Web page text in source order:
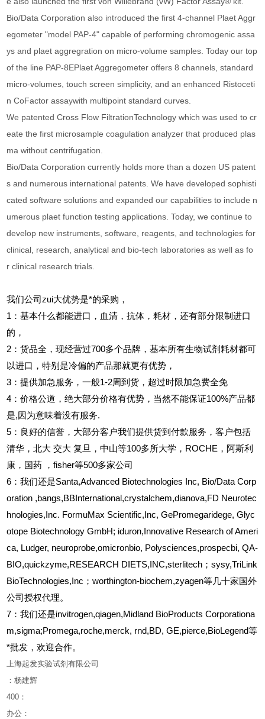
Bio/Data Corporation also introduced the first 4-channel Plaet Aggr
egometer "model PAP-4" capable of performing chromogenic assa
ys and plaet aggregration on micro-volume samples. Today our top
of the line PAP-8EPlaet Aggregometer offers 8 channels, standard
micro-volumes, touch screen simplicity, and an enhanced Ristoceti
n CoFactor assaywith multipoint standard curves.
We patented Cross Flow FiltrationTechnology which was used to cr
eate the first microsample coagulation analyzer that produced plas
ma without centrifugation.
Bio/Data Corporation currently holds more than a dozen US patent
s and numerous international patents. We have developed sophisti
cated software solutions and expanded our capabilities to include n
umerous plaet function testing applications. Today, we continue to
develop new instruments, software, reagents, and technologies for
clinical, research, analytical and bio-tech laboratories as well as fo
r clinical research trials.
我们公司zui大优势是*的采购，
1 ：基本什么都能进口，血清，抗体，耗材，还有部分限制进口
的，
2 ：货品全，现经营过700多个品牌，基本所有生物试剂耗材都可
以进口，特别是冷偏的产品那就更有优势，
3 ：提供加急服务，一般1-2周到货，超过时限加急费全免
4 ：价格公道，绝大部分价格有优势，当然不能保证100%产品都
是,因为意味着没有服务.
5 ：良好的信誉，大部分客户我们提供货到付款服务，客户包括
清华，北大 交大 复旦，中山等100多所大学，ROCHE，阿斯利
康，国药
，fisher等500多家公司
6 ：我们还是Santa,Advanced Biotechnologies Inc, Bio/Data Corp
oration ,bangs,BBInternational,crystalchem,dianova,FD Neurotec
hnologies,Inc. FormuMax Scientific,Inc, GePromegaridege, Glyc
otope Biotechnology GmbH; iduron,Innovative Research of Ameri
ca, Ludger, neuroprobe,omicronbio, Polysciences,prospecbi, QA-
BIO,quickzyme,RESEARCH DIETS,INC,sterlitech；sysy,TriLink
BioTechnologies,Inc；worthington-biochem,zyagen等几十家国外
公司授权代理。
7：我们还是invitrogen,qiagen,Midland BioProducts Corporationa
m,sigma;Promega,roche,merck, rnd,BD, GE,pierce,BioLegend等
*批发，欢迎合作。
上海起发实验试剂有限公司
：杨建辉
400 ：
办公：